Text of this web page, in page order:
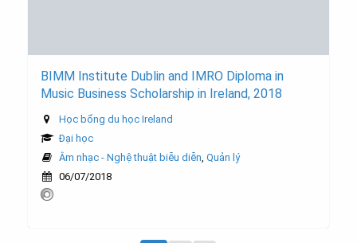
BIMM Institute Dublin and IMRO Diploma in
Music Business Scholarship in Ireland, 2018
Học bổng du học Ireland
Đại học
Âm nhạc - Nghệ thuật biễu diễn, Quản lý
06/07/2018